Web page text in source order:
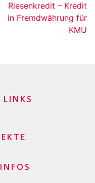
Riesenkredit – Kredit
in Fremdwährung für
KMU